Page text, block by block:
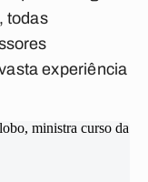
todas
experiência